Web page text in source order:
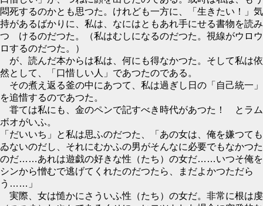
悶死するのかとも思つた。けれども一方に、「生きたい！」気
持があるばかりに、私は、なにはともあれ手にせる書物を読み
つゞけるのだつた。（私はむしになるのだつた。視線がウロウ
ロするのだつた。）
が、読んだ本からは私は、何にも得なかつた。そして私は依
然として、「口惜しい人」であつたのである。
その煮え返る釜の中にあつて、私は過ぎし日の「自己統一」
を追惜するのであつた。
甞ては私にも、金のペンで記すべき時代があつた！ とラム
ボオがいふ。
「だいいち」と私は思ふのだつた、「あの女は、俺を嫌つても
ゐないのだし、それにむかふの男がそんなに必要でもなかつた
のだ……あれは遊戯の好きな性（たち）の女だ……いつそ俺を
シンから憎むで逃げてくれたのだつたら、まだよかつただら
う……」
実際、女は慥かにさういふ性（たち）の女だ。非常に根は虔